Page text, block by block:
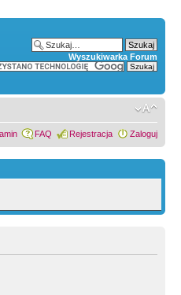
Wyszukiwarka Forum
FAQ Rejestracja Zaloguj